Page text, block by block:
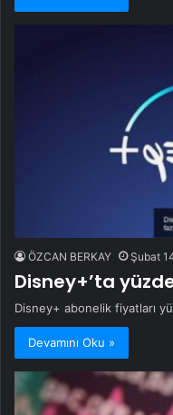
ÖZCAN BERKAY Şubat
Disney+’ta
Disney+ abonelik fiyatları
Devamını Oku »